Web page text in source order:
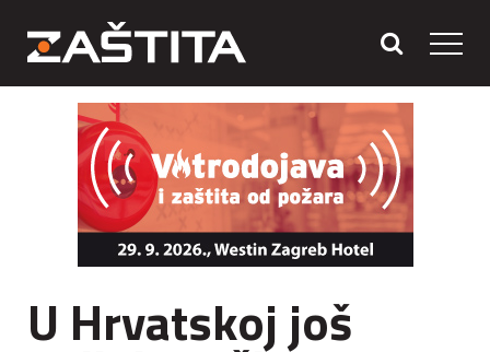
U Hrvatskoj još